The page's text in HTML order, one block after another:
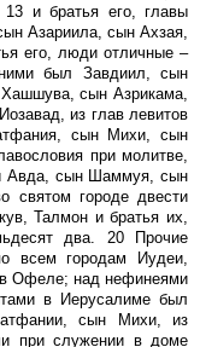
и братья его, главы
Азариила, сын Ахзая,
его, люди отличные –
был Завдиил, сын
сын Азрикама,
из глав левитов
сын Михи, сын
при молитве,
Авда, сын Шаммуя, сын
святом городе двести
Талмон и братья их,
два. 20 Прочие
всем городам Иудеи,
Офеле; над нефинеями
в Иерусалиме был
сын Михи, из
при служении в доме